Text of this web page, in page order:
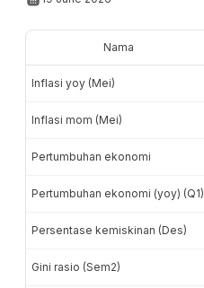
Nama
Inflasi yoy (Mei)
Inflasi mom (Mei)
Pertumbuhan ekonomi
Pertumbuhan ekonomi (yoy) (Q1)
Persentase kemiskinan (Des)
Gini rasio (Sem2)